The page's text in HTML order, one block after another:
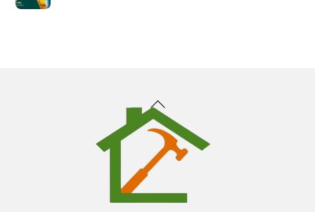
Back
To
Top